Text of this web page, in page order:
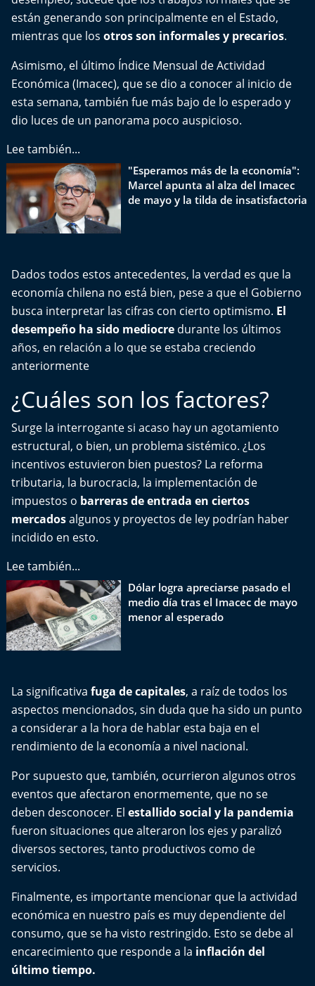
Psicología Abierta
Sesiones Dieciocheras
Expreso PM
Conecta Vida
El Mejor País de Chile
Te invito a tomar once
Especiales
Chiche cuadra y su parrilla
Motorfem
Agenda Propia
Chile, Historia de 30 años
Carrera a La Moneda
Aquí Estamos
Sello de raza
Reto Inmobiliario
Punto de Encuentro
están generando son principalmente en el Estado,
mientras que los otros son informales y precarios.
Asimismo, el último Índice Mensual de Actividad
Económica (Imacec), que se dio a conocer al inicio de
esta semana, también fue más bajo de lo esperado y
dio luces de un panorama poco auspicioso.
Lee también...
"Esperamos más de la economía":
Marcel apunta al alza del Imacec
de mayo y la tilda de insatisfactoria
Dados todos estos antecedentes, la verdad es que la
economía chilena no está bien, pese a que el Gobierno
busca interpretar las cifras con cierto optimismo. El
desempeño ha sido mediocre durante los últimos
años, en relación a lo que se estaba creciendo
anteriormente
¿Cuáles son los factores?
Surge la interrogante si acaso hay un agotamiento
estructural, o bien, un problema sistémico. ¿Los
incentivos estuvieron bien puestos? La reforma
tributaria, la burocracia, la implementación de
impuestos o barreras de entrada en ciertos
mercadosalgunos y proyectos de ley podrían haber
incidido en esto.
Lee también...
Dólar logra apreciarse pasado el
medio día tras el Imacec de mayo
menor al esperado
La significativa fuga de capitales, a raíz de todos los
aspectos mencionados, sin duda que ha sido un punto
a considerar a la hora de hablar esta baja en el
rendimiento de la economía a nivel nacional.
Por supuesto que, también, ocurrieron algunos otros
eventos que afectaron enormemente, que no se
deben desconocer. El estallido social y la pandemia
fueron situaciones que alteraron los ejes y paralizó
diversos sectores, tanto productivos como de
servicios.
Finalmente, es importante mencionar que la actividad
económica en nuestro país es muy dependiente del
consumo, que se ha visto restringido. Esto se debe al
encarecimiento que responde a la inflación del
último tiempo.